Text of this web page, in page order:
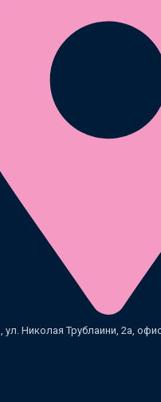
ул. Николая Трублаини, 2а,